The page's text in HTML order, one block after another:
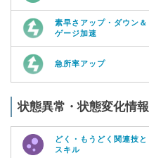
素早さアップ・ダウン＆
ゲージ加速
急所率アップ
状態異常・状態変化情報
どく・もうどく関連技と
スキル